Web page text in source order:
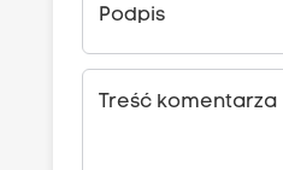
Podpis
Treść komentarza